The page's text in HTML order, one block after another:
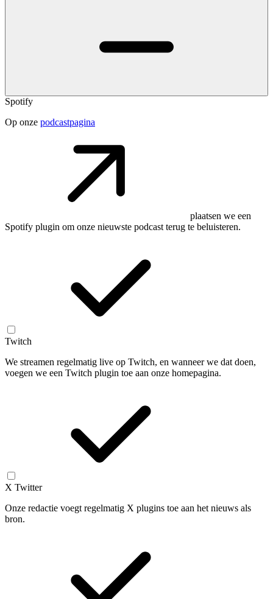
Spotify
Op onze podcastpagina
plaatsen we een
Spotify plugin om onze nieuwste podcast terug te beluisteren.
Twitch
We streamen regelmatig live op Twitch, en wanneer we dat doen,
voegen we een Twitch plugin toe aan onze homepagina.
X Twitter
Onze redactie voegt regelmatig X plugins toe aan het nieuws als
bron.